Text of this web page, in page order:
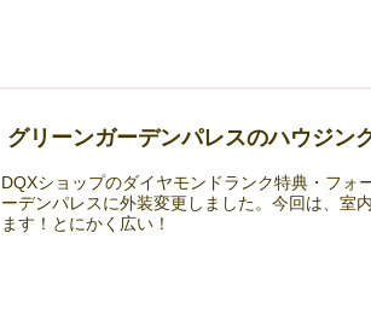
グリーンガーデンパレスのハウジ
DQXショップのダイヤモンドランク特典・フォ
ーデンパレスに外装変更しました。今回は、室
ます！とにかく広い！